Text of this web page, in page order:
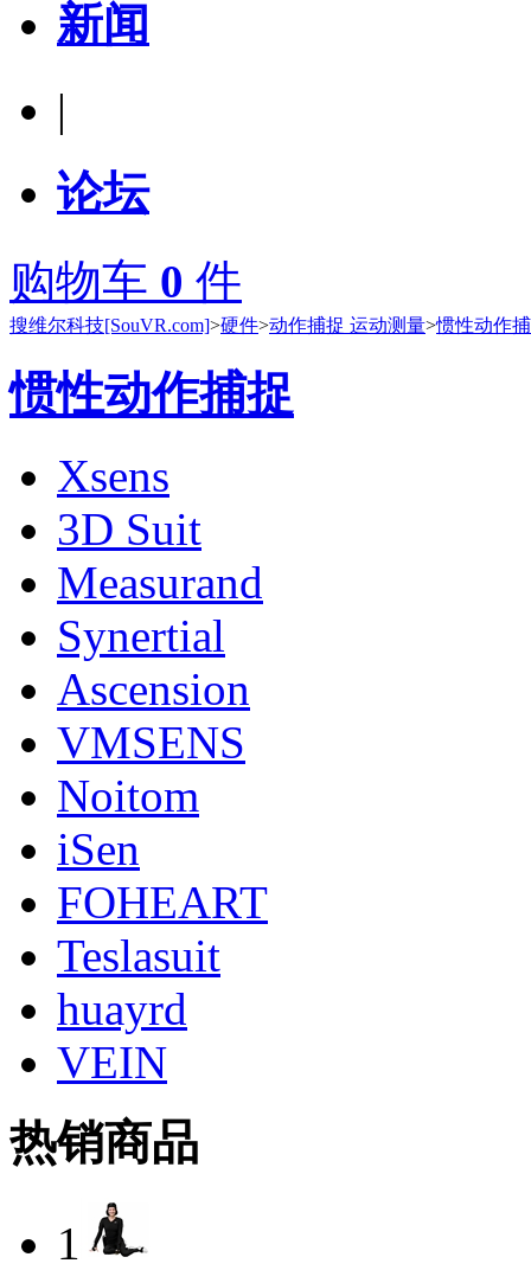
新闻
|
论坛
购物车 0 件
搜维尔科技[SouVR.com]>硬件>动作捕捉 运动测量>惯性动作
惯性动作捕捉
Xsens
3D Suit
Measurand
Synertial
Ascension
VMSENS
Noitom
iSen
FOHEART
Teslasuit
huayrd
VEIN
热销商品
1